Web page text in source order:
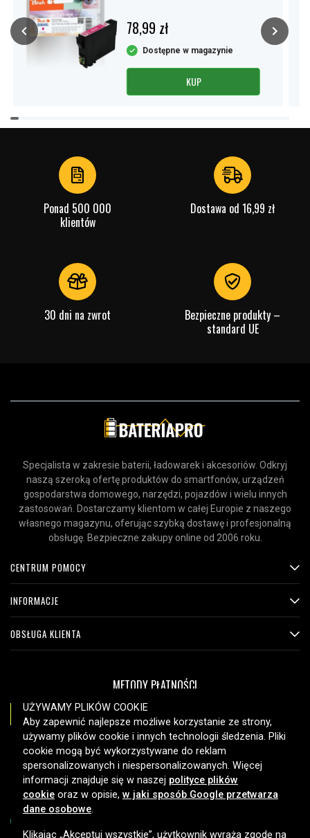
78,99 zł
Dostępne w magazynie
KUP
Item
1
Ponad 500 000
klientów
Dostawa od 16,99 zł
30 dni na zwrot
Bezpieczne produkty –
standard UE
Specjalista w zakresie baterii, ładowarek i akcesoriów. Odkryj
naszą szeroką ofertę produktów do smartfonów, urządzeń
gospodarstwa domowego, narzędzi, pojazdów i wielu innych
zastosowań. Dostarczamy klientom w całej Europie z naszego
własnego magazynu, oferując szybką dostawę i profesjonalną
obsługę. Bezpieczne zakupy online od 2006 roku.
CENTRUM POMOCY
INFORMACJE
OBSŁUGA KLIENTA
METODY PŁATNOŚCI
OPCJE DOSTAWY
UŻYWAMY PLIKÓW COOKIE
Aby zapewnić najlepsze możliwe korzystanie ze strony,
używamy plików cookie i innych technologii śledzenia. Pliki
cookie mogą być wykorzystywane do reklam
spersonalizowanych i niespersonalizowanych. Więcej
informacji znajduje się w naszej polityce plików
cookie oraz w opisie, w jaki sposób Google przetwarza
dane osobowe.
Klikając „Akceptuj wszystkie”, użytkownik wyraża zgodę na